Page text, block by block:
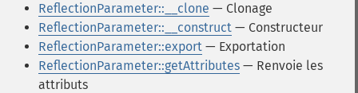
ReflectionParameter::__clone — Clonage
ReflectionParameter::__construct — Constructeur
ReflectionParameter::export — Exportation
ReflectionParameter::getAttributes — Renvoie les
attributs